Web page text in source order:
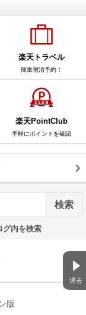
過去
楽天トラベル
簡単宿泊予約！
楽天PointClub
手軽にポイントを確認
グ内を検索
版